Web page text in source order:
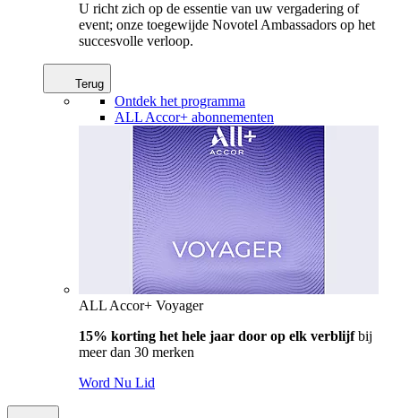
U richt zich op de essentie van uw vergadering of
event; onze toegewijde Novotel Ambassadors op het
succesvolle verloop.
Terug
Ontdek het programma
ALL Accor+ abonnementen
ALL Accor+ Voyager
15% korting het hele jaar door op elk verblijfbij
meer dan 30 merken
Word Nu Lid